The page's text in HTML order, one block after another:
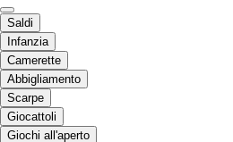
Saldi
Infanzia
Camerette
Abbigliamento
Scarpe
Giocattoli
Giochi all'aperto